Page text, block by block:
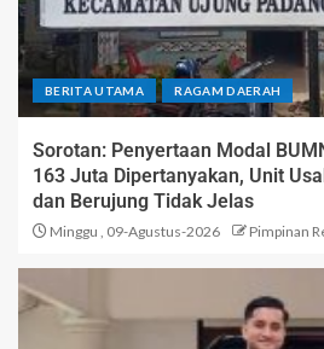
BERITA UTAMA RAGAM DAERAH
Sorotan: Penyertaan Modal
163 Juta Dipertanyakan, Unit
dan Berujung Tidak Jelas
Minggu , 09-Agustus-2026 Pimpinan